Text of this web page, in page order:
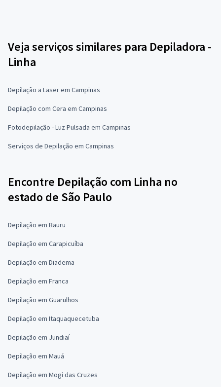
Veja serviços similares para Depiladora -
Linha
Depilação a Laser em Campinas
Depilação com Cera em Campinas
Fotodepilação - Luz Pulsada em Campinas
Serviços de Depilação em Campinas
Encontre Depilação com Linha no
estado de São Paulo
Depilação em Bauru
Depilação em Carapicuíba
Depilação em Diadema
Depilação em Franca
Depilação em Guarulhos
Depilação em Itaquaquecetuba
Depilação em Jundiaí
Depilação em Mauá
Depilação em Mogi das Cruzes